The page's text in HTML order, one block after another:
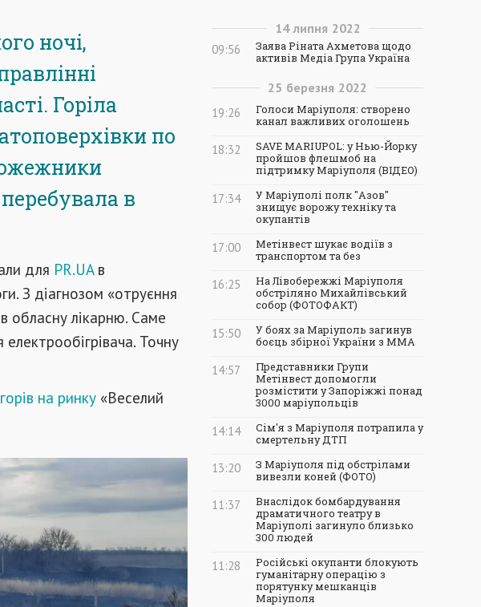
ночі,
Горіла
по
в
для PR.UAв
З діагнозом «отруєння
обласну лікарню. Саме
Точну
на ринку «Веселий
14 липня 2022
09:56
Заява Ріната Ахметова щодо
активів Медіа Група Україна
25 березня 2022
19:26
Голоси Маріуполя: створено
канал важливих оголошень
18:32
SAVE MARIUPOL: у Нью-Йорку
пройшов флешмоб на
підтримку Маріуполя (ВІДЕО)
17:34
У Маріуполі полк "Азов"
знищує ворожу техніку та
окупантів
17:00
Метінвест шукає водіїв з
транспортом та без
16:25
На Лівобережжі Маріуполя
обстріляно Михайлівський
собор (ФОТОФАКТ)
15:50
У боях за Маріуполь загинув
боєць збірної України з ММА
14:57
Представники Групи
Метінвест допомогли
розмістити у Запоріжжі понад
3000 маріупольців
14:14
Сім'я з Маріуполя потрапила у
смертельну ДТП
13:20
З Маріуполя під обстрілами
вивезли коней (ФОТО)
11:37
Внаслідок бомбардування
драматичного театру в
Маріуполі загинуло близько
300 людей
11:28
Російські окупанти блокують
гуманітарну операцію з
порятунку мешканців
Маріуполя